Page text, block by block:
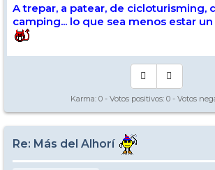
A trepar, a patear, de cicloturisming,
camping... lo que sea menos estar un
Karma: 0 - Votos positivos: 0 - Votos
Re: Más del Alhorí